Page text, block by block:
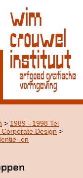
> 1989 - 1998 Tel
Design >
en